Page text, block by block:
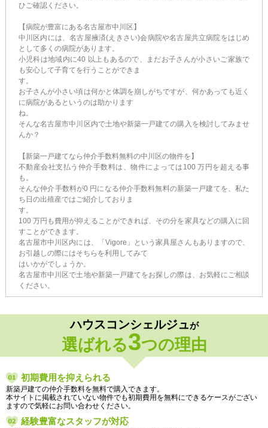
ひご確認ください。
【病院が豊富にある名古屋市中川区】
中川区内には、名古屋掖済(えきさい)会病院や名古屋共立病院をはじめ
として多くの病院があります。
小児科は地域内に40 以上もあるので、まだお子さんが小さいご家族で
も安心して子育てを行うことができま
す。
お子さんが小さい頃は何かと体調を崩しがちですが、何かあっても近く
に病院があるというのは助かります
ね。
そんな名古屋市中川区内で土地や新築一戸建ての購入を検討してみませ
んか？
【新築一戸建てなら仲介手数料無料の中川区の物件を】
不動産会社支払う仲介手数料は、物件によっては100 万円を超える事
も。
そんな仲介手数料が0 円になる仲介手数料無料の新築一戸建てを、私た
ち日の出殖産ではご紹介しておりま
す。
100 万円も費用が抑えることができれば、その分を家具などの購入に回
すことができます。
名古屋市中川区内には、「Vigore」という家具屋さんもありますので、
お引越しの際にはそちらを利用してみて
はいかがでしょうか。
名古屋市中川区で土地や新築一戸建てをお探しの際は、お気軽にご相談
ください。
ハウスコンシェルジュが
選ばれる3つの理由
初期費用を抑えられる
新築戸建ての仲介手数料を無料で購入できます。
本サイトに掲載されていない物件でも初期費用を無料にできるケースがござい
ますので気軽にお問い合わせください。
経験豊富なスタッフが対応